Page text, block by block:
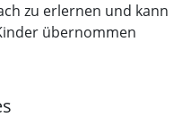
zu erlernen und kann
übernommen